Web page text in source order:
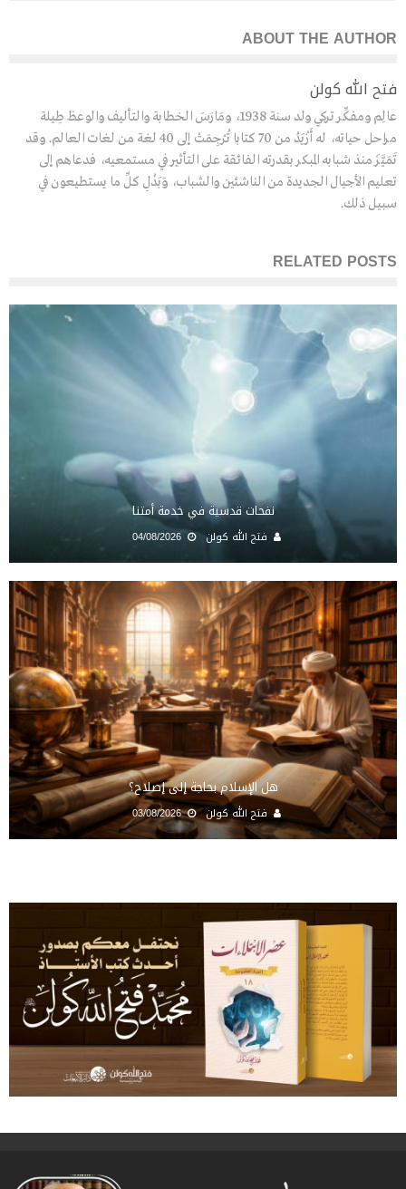
ABOUT THE AUTHOR
فتح الله كولن
عالِم ومفكِّر تركي ولد سنة 1938، ومَارَسَ الخطابة والتأليف والوعظ طِيلة
مراحل حياته، له أَزْيَدُ من 70 كتابا تُرْجِمَتْ إلى 40 لغة من لغات العالم. وقد
تَمَيَّزَ منذ شبابه المبكر بقدرته الفائقة على التأثير في مستمعيه، فدعاهم إلى
تعليم الأجيال الجديدة من الناشئين والشباب، وَبَذْلِ كلِّ ما يستطيعون في
سبيل ذلك.
RELATED POSTS
نفحات قدسية في خدمة أمتنا
فتح الله كولن 04/08/2026
هل الإسلام بحاجة إلى إصلاح؟
فتح الله كولن 03/08/2026